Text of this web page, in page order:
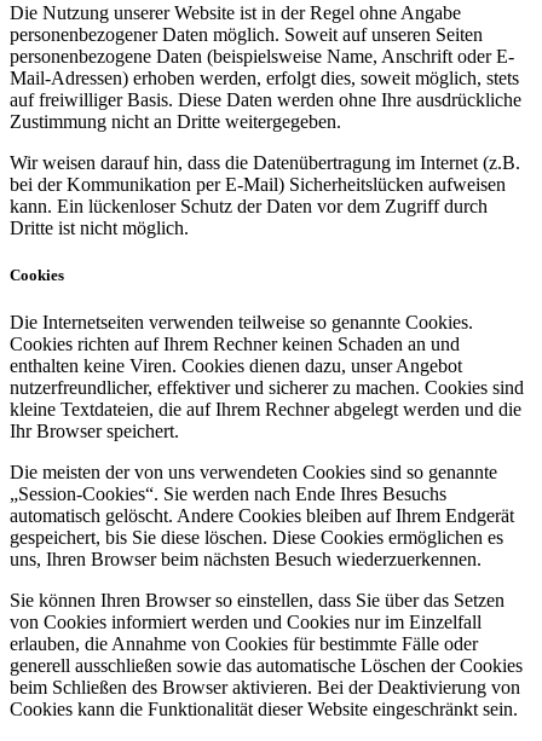
Die Nutzung unserer Website ist in der Regel ohne Angabe
personenbezogener Daten möglich. Soweit auf unseren Seiten
personenbezogene Daten (beispielsweise Name, Anschrift oder E-
Mail-Adressen) erhoben werden, erfolgt dies, soweit möglich, stets
auf freiwilliger Basis. Diese Daten werden ohne Ihre ausdrückliche
Zustimmung nicht an Dritte weitergegeben.
Wir weisen darauf hin, dass die Datenübertragung im Internet (z.B.
bei der Kommunikation per E-Mail) Sicherheitslücken aufweisen
kann. Ein lückenloser Schutz der Daten vor dem Zugriff durch
Dritte ist nicht möglich.
Cookies
Die Internetseiten verwenden teilweise so genannte Cookies.
Cookies richten auf Ihrem Rechner keinen Schaden an und
enthalten keine Viren. Cookies dienen dazu, unser Angebot
nutzerfreundlicher, effektiver und sicherer zu machen. Cookies sind
kleine Textdateien, die auf Ihrem Rechner abgelegt werden und die
Ihr Browser speichert.
Die meisten der von uns verwendeten Cookies sind so genannte
„Session-Cookies“. Sie werden nach Ende Ihres Besuchs
automatisch gelöscht. Andere Cookies bleiben auf Ihrem Endgerät
gespeichert, bis Sie diese löschen. Diese Cookies ermöglichen es
uns, Ihren Browser beim nächsten Besuch wiederzuerkennen.
Sie können Ihren Browser so einstellen, dass Sie über das Setzen
von Cookies informiert werden und Cookies nur im Einzelfall
erlauben, die Annahme von Cookies für bestimmte Fälle oder
generell ausschließen sowie das automatische Löschen der Cookies
beim Schließen des Browser aktivieren. Bei der Deaktivierung von
Cookies kann die Funktionalität dieser Website eingeschränkt sein.